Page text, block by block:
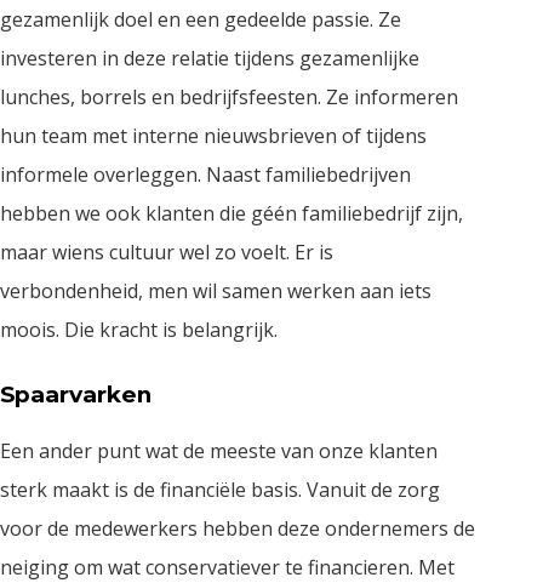
gezamenlijk doel en een gedeelde passie. Ze
investeren in deze relatie tijdens gezamenlijke
lunches, borrels en bedrijfsfeesten. Ze informeren
hun team met interne nieuwsbrieven of tijdens
informele overleggen. Naast familiebedrijven
hebben we ook klanten die géén familiebedrijf zijn,
maar wiens cultuur wel zo voelt. Er is
verbondenheid, men wil samen werken aan iets
moois. Die kracht is belangrijk.
Spaarvarken
Een ander punt wat de meeste van onze klanten
sterk maakt is de financiële basis. Vanuit de zorg
voor de medewerkers hebben deze ondernemers de
neiging om wat conservatiever te financieren. Met